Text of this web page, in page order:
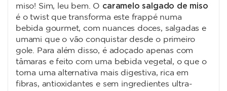
miso! Sim, leu bem. O caramelo salgado de miso
é o twist que transforma este frappé numa
bebida gourmet, com nuances doces, salgadas e
umami que o vão conquistar desde o primeiro
gole. Para além disso, é adoçado apenas com
tâmaras e feito com uma bebida vegetal, o que o
torna uma alternativa mais digestiva, rica em
fibras, antioxidantes e sem ingredientes ultra-